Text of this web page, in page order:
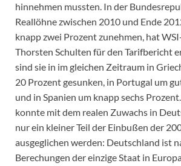
hinnehmen mussten. In der
Reallöhne zwischen 2010 und Ende
knapp zwei Prozent zunehmen, hat
Thorsten Schulten für den Tarifbericht
sind sie in im gleichen Zeitraum in
20 Prozent gesunken, in Portugal um
und in Spanien um knapp sechs
konnte mit dem realen Zuwachs in
nur ein kleiner Teil der Einbußen der
ausgeglichen werden: Deutschland ist
Berechungen der einzige Staat in